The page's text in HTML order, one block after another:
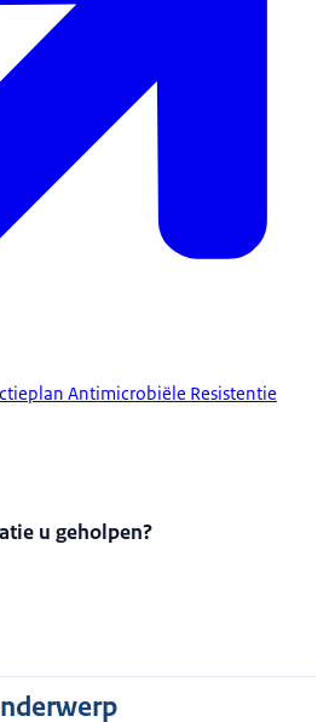
Antimicrobiële Resistentie
u geholpen?